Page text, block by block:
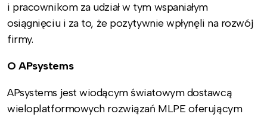
i pracownikom za udział w tym wspaniałym
osiągnięciu i za to, że pozytywnie wpłynęli na rozwój
firmy.
O APsystems
APsystems jest wiodącym światowym dostawcą
wieloplatformowych rozwiązań MLPE oferującym